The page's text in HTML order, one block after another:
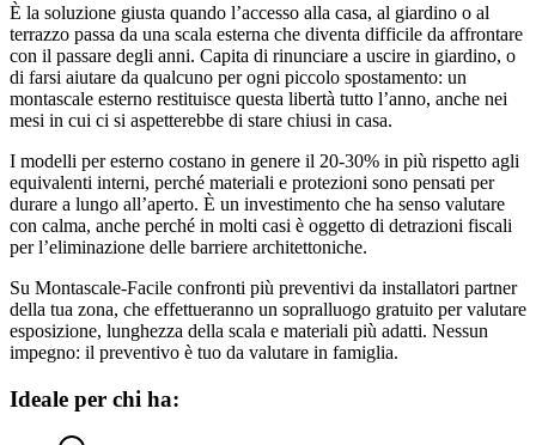
È la soluzione giusta quando l’accesso alla casa, al giardino o al
terrazzo passa da una scala esterna che diventa difficile da affrontare
con il passare degli anni. Capita di rinunciare a uscire in giardino, o
di farsi aiutare da qualcuno per ogni piccolo spostamento: un
montascale esterno restituisce questa libertà tutto l’anno, anche nei
mesi in cui ci si aspetterebbe di stare chiusi in casa.
I modelli per esterno costano in genere il 20-30% in più rispetto agli
equivalenti interni, perché materiali e protezioni sono pensati per
durare a lungo all’aperto. È un investimento che ha senso valutare
con calma, anche perché in molti casi è oggetto di detrazioni fiscali
per l’eliminazione delle barriere architettoniche.
Su Montascale-Facile confronti più preventivi da installatori partner
della tua zona, che effettueranno un sopralluogo gratuito per valutare
esposizione, lunghezza della scala e materiali più adatti. Nessun
impegno: il preventivo è tuo da valutare in famiglia.
Ideale per chi ha: